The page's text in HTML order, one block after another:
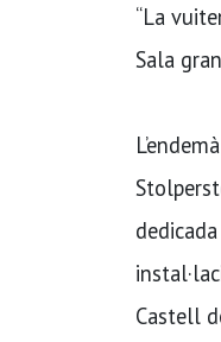
“La
Sala
Castell